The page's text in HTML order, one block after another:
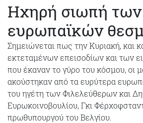
Ηχηρή σιωπή των
ευρωπαϊκών
Σημειώνεται πως την Κυριακή, και
εκτεταμένων επεισοδίων και των
που έκαναν το γύρο του κόσμου, οι
ακούστηκαν από τα ευρύτερα
του ηγέτη των Φιλελεύθερων και
Ευρωκοινοβουλίου, Γκι
πρωθυπουργού του Βελγίου.